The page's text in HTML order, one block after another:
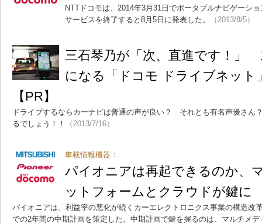
NTTドコモは、2014年3月31日でポータブルナビゲーシ
サービスを終了すると8月5日に発表した。
（2013/8/5）
三石琴乃が「次、直進です！」
になる「ドコモ ドライブネット
【PR】
ドライブするならカーナビは普通の声が良い？ それとも有名声優さ
るでしょう！！
（2013/7/16）
車載情報機器：
パイオニアは再起できるのか、
ットフォームとクラウドが鍵に
パイオニアは、利益率の悪化が続くカーエレクトロニクス事業の構造改
での2年間の中期計画を策定した。中期計画で鍵を握るのは、マルチメ